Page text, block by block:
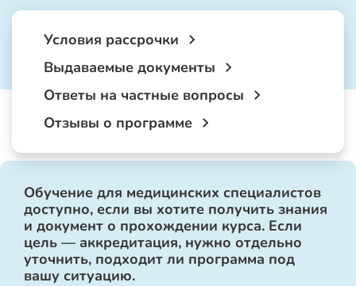
Условия рассрочки
Выдаваемые документы
Ответы на частные вопросы
Отзывы о программе
Обучение для медицинских специалистов
доступно, если вы хотите получить знания
и документ о прохождении курса. Если
цель — аккредитация, нужно отдельно
уточнить, подходит ли программа под
вашу ситуацию.